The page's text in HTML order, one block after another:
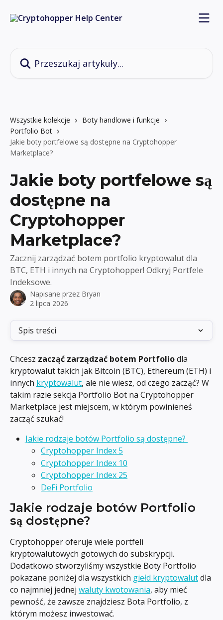
Wszystkie kolekcje
Boty handlowe i funkcje
Portfolio Bot
Jakie boty portfelowe są dostępne na Cryptohopper
Marketplace?
Jakie boty portfelowe są
dostępne na
Cryptohopper
Marketplace?
Zacznij zarządzać botem portfolio kryptowalut dla
BTC, ETH i innych na Cryptohopper! Odkryj Portfele
Indeksowe.
Napisane przez Bryan
2 lipca 2026
Spis treści
Chcesz zacząć zarządzać botem Portfolio dla
kryptowalut takich jak Bitcoin (BTC), Ethereum (ETH) i
innych kryptowalut, ale nie wiesz, od czego zacząć? W
takim razie sekcja Portfolio Bot na Cryptohopper
Marketplace jest miejscem, w którym powinieneś
zacząć szukać!
Jakie rodzaje botów Portfolio są dostępne?
Cryptohopper Index 5
Cryptohopper Index 10
Cryptohopper Index 25
DeFi Portfolio
Jakie rodzaje botów Portfolio
są dostępne?
Cryptohopper oferuje wiele portfeli
kryptowalutowych gotowych do subskrypcji.
Dodatkowo stworzyliśmy wszystkie Boty Portfolio
pokazane poniżej dla wszystkich giełd kryptowalut dla
co najmniej jednej waluty kwotowania, aby mieć
pewność, że zawsze znajdziesz Bota Portfolio, z
którym możesz inwestować.